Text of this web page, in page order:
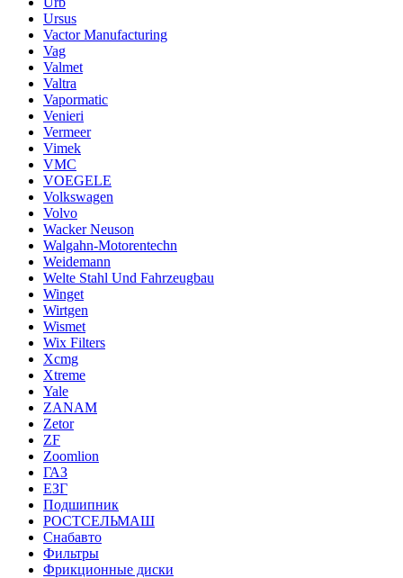
Ursus
Vactor Manufacturing
Vag
Valmet
Valtra
Vapormatic
Venieri
Vermeer
Vimek
VMC
VOEGELE
Volkswagen
Volvo
Wacker Neuson
Walgahn-Motorentechn
Weidemann
Welte Stahl Und Fahrzeugbau
Winget
Wirtgen
Wismet
Wix Filters
Xcmg
Xtreme
Yale
ZANAM
Zetor
ZF
Zoomlion
ГАЗ
ЕЗГ
Подшипник
РОСТСЕЛЬМАШ
Снабавто
Фильтры
Фрикционные диски